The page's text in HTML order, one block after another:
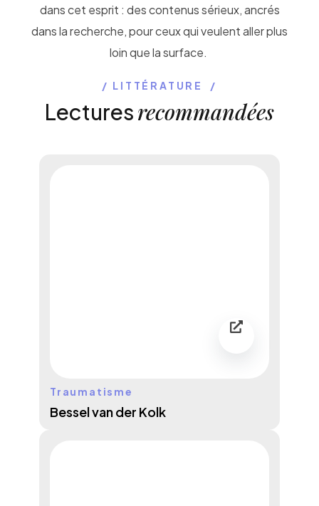
dans cet esprit : des contenus sérieux, ancrés
dans la recherche, pour ceux qui veulent aller plus
loin que la surface.
LITTÉRATURE
Lecturesrecommandées
Traumatisme
Bessel van der Kolk